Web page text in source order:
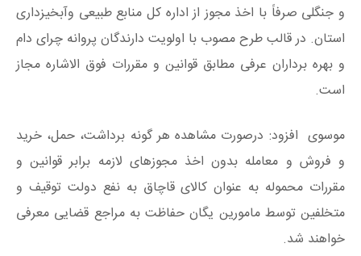
و جنگلی صرفاً با اخذ مجوز از اداره کل منابع طبیعی وآبخیزداری
استان. در قالب طرح مصوب با اولویت دارندگان پروانه چرای دام
و بهره برداران عرفی مطابق قوانین و مقررات فوق الاشاره مجاز
است.
موسوی افزود: درصورت مشاهده هر گونه برداشت، حمل، خرید
و فروش و معامله بدون اخذ مجوزهای لازمه برابر قوانین و
مقررات محموله به عنوان کالای قاچاق به نفع دولت توقیف و
متخلفین توسط مامورین یگان حفاظت به مراجع قضایی معرفی
خواهند شد.